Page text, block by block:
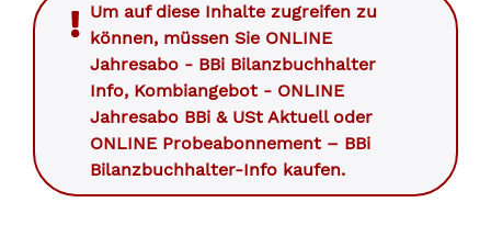
Um auf diese Inhalte zugreifen zu
können, müssen Sie ONLINE
Jahresabo - BBi Bilanzbuchhalter
Info, Kombiangebot - ONLINE
Jahresabo BBi & USt Aktuelloder
ONLINE Probeabonnement – BBi
Bilanzbuchhalter-Info kaufen.